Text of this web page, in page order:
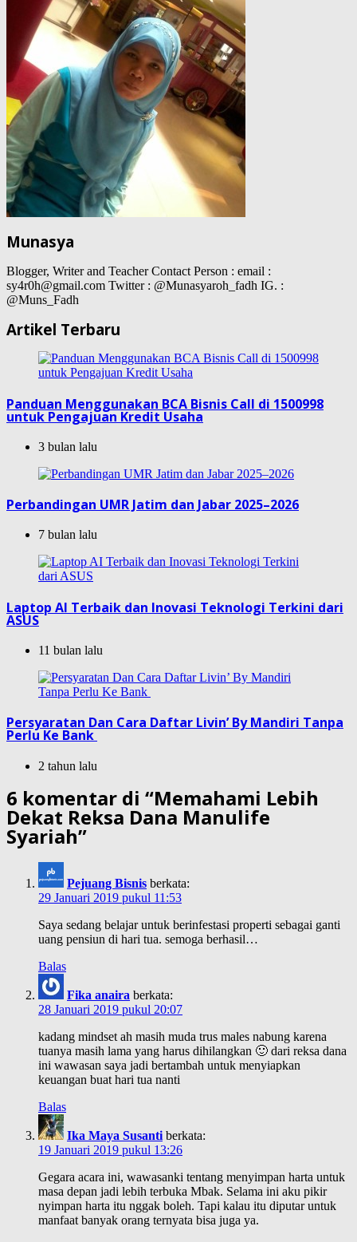
Munasya
Blogger, Writer and Teacher Contact Person : email :
sy4r0h@gmail.com Twitter : @Munasyaroh_fadh IG. :
@Muns_Fadh
Artikel Terbaru
Panduan Menggunakan BCA Bisnis Call di 1500998
untuk Pengajuan Kredit Usaha
3 bulan lalu
Perbandingan UMR Jatim dan Jabar 2025–2026
7 bulan lalu
Laptop AI Terbaik dan Inovasi Teknologi Terkini dari
ASUS
11 bulan lalu
Persyaratan Dan Cara Daftar Livin’ By Mandiri Tanpa
Perlu Ke Bank
2 tahun lalu
6 komentar di “Memahami Lebih
Dekat Reksa Dana Manulife
Syariah”
Pejuang Bisnis berkata:
29 Januari 2019 pukul 11:53
Saya sedang belajar untuk berinfestasi properti sebagai ganti
uang pensiun di hari tua. semoga berhasil…
Balas
Fika anaira berkata:
28 Januari 2019 pukul 20:07
kadang mindset ah masih muda trus males nabung karena
tuanya masih lama yang harus dihilangkan 🙂 dari reksa dana
ini wawasan saya jadi bertambah untuk menyiapkan
keuangan buat hari tua nanti
Balas
Ika Maya Susanti berkata:
19 Januari 2019 pukul 13:26
Gegara acara ini, wawasanki tentang menyimpan harta untuk
masa depan jadi lebih terbuka Mbak. Selama ini aku pikir
nyimpan harta itu nggak boleh. Tapi kalau itu diputar untuk
manfaat banyak orang ternyata bisa juga ya.